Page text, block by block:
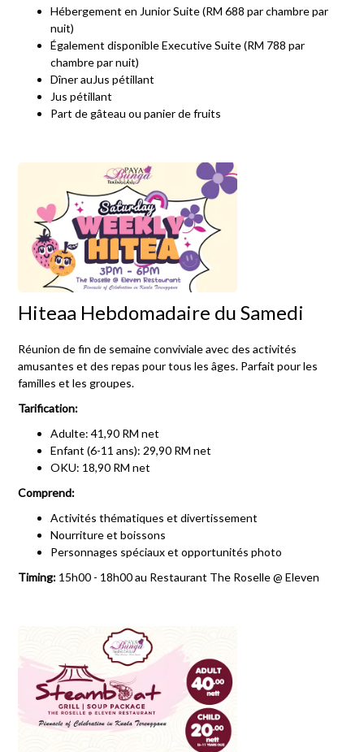
Hébergement en Junior Suite (RM 688 par chambre par
nuit)
Également disponible Executive Suite (RM 788 par
chambre par nuit)
Dîner auJus pétillant
Jus pétillant
Part de gâteau ou panier de fruits
Hiteaa Hebdomadaire du Samedi
Réunion de fin de semaine conviviale avec des activités
amusantes et des repas pour tous les âges. Parfait pour les
familles et les groupes.
Tarification:
Adulte: 41,90 RM net
Enfant (6-11 ans): 29,90 RM net
OKU: 18,90 RM net
Comprend:
Activités thématiques et divertissement
Nourriture et boissons
Personnages spéciaux et opportunités photo
Timing: 15h00 - 18h00 au Restaurant The Roselle @ Eleven